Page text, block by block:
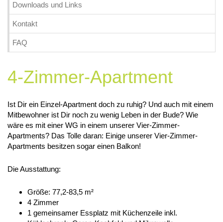
Downloads und Links
Kontakt
FAQ
4-Zimmer-Apartment
Ist Dir ein Einzel-Apartment doch zu ruhig? Und auch mit einem
Mitbewohner ist Dir noch zu wenig Leben in der Bude? Wie
wäre es mit einer WG in einem unserer Vier-Zimmer-
Apartments? Das Tolle daran: Einige unserer Vier-Zimmer-
Apartments besitzen sogar einen Balkon!
Die Ausstattung:
Größe: 77,2-83,5 m²
4 Zimmer
1 gemeinsamer Essplatz mit Küchenzeile inkl.